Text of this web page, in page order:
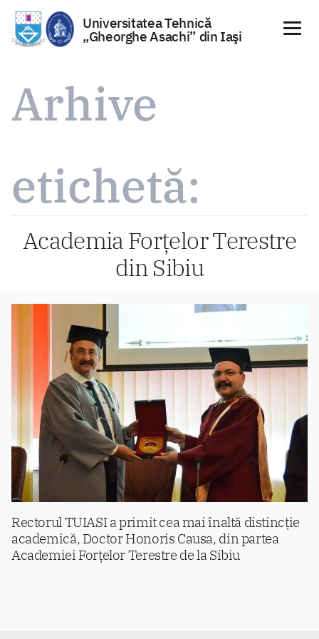
conținut
Universitatea Tehnică
„Gheorghe Asachi” din Iaşi
Arhive
etichetă:
Academia Forțelor Terestre
din Sibiu
Rectorul TUIASI a primit cea mai înaltă distincție
academică, Doctor Honoris Causa, din partea
Academiei Forțelor Terestre de la Sibiu